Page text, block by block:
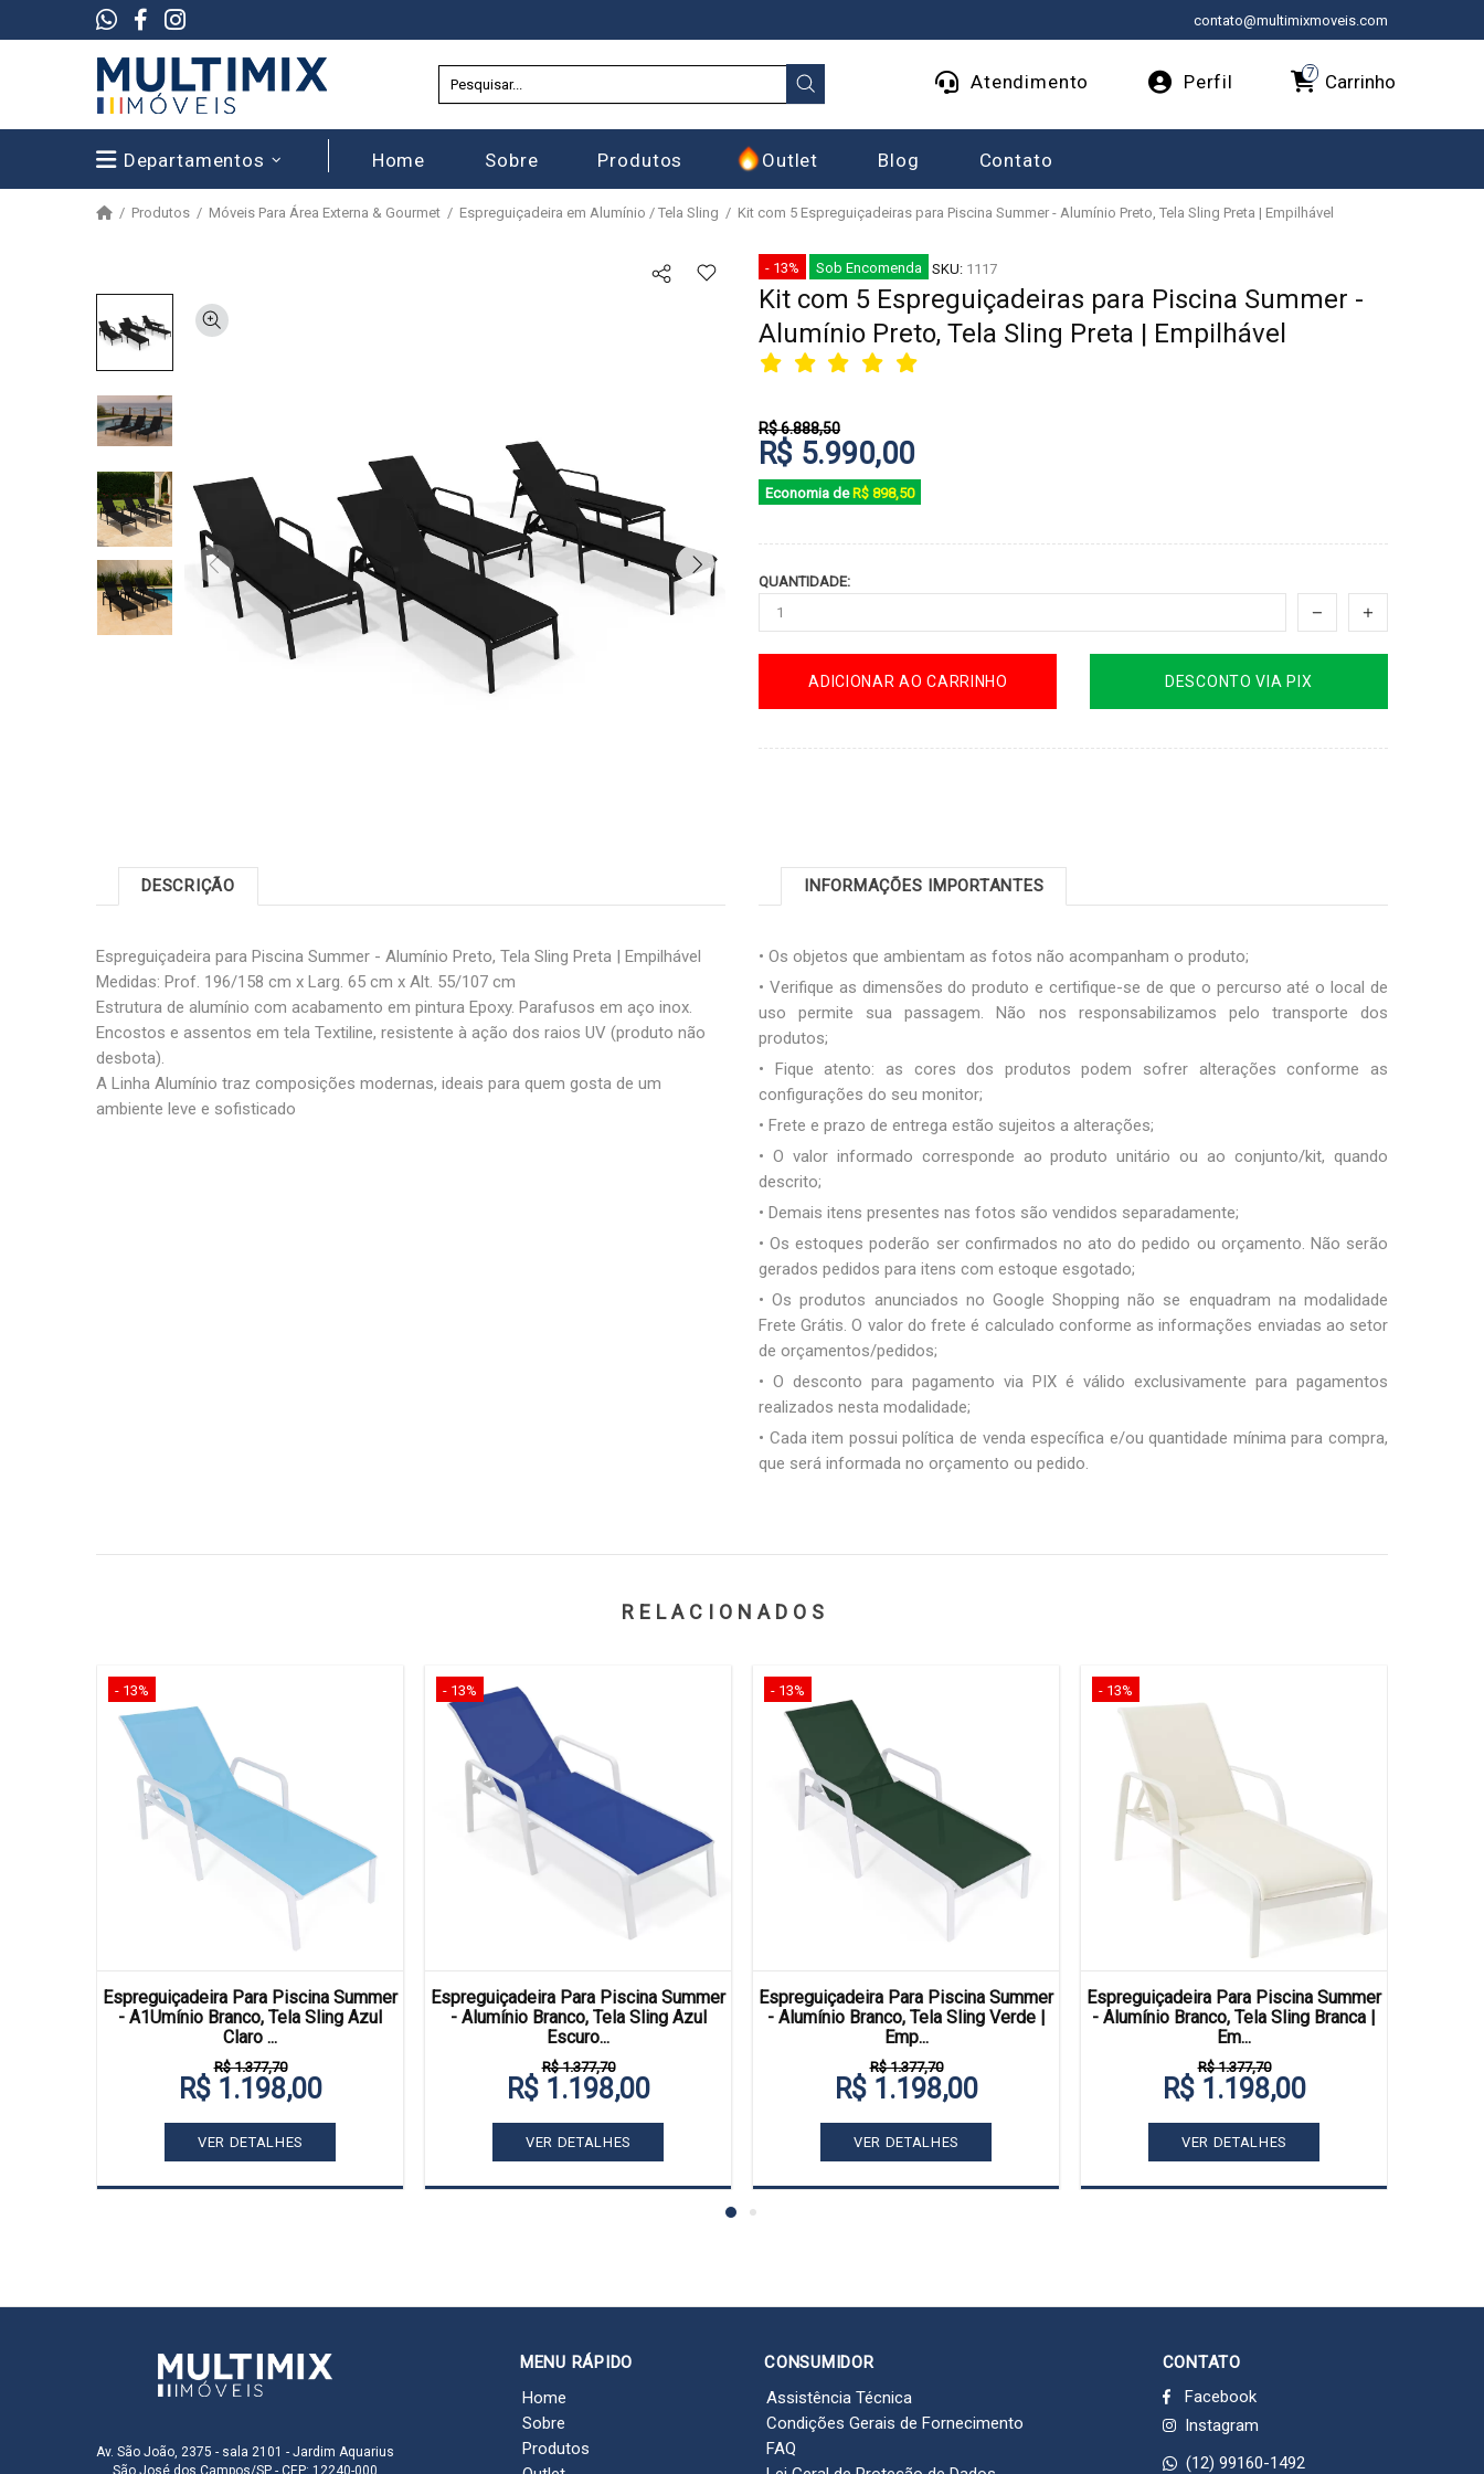
contato@multimixmoveis.com
Atendimento Perfil Carrinho
7
Departamentos Home Sobre Produtos Outlet Blog Contato
Produtos Móveis Para Área Externa & Gourmet Espreguiçadeira em Alumínio / Tela Sling Kit com 5 Espreguiçadeiras para Piscina Summer - Alumínio Preto, Tela Sling Preta | Empilhável
- 13% Sob Encomenda SKU: 1117
Kit com 5 Espreguiçadeiras para Piscina Summer -
Alumínio Preto, Tela Sling Preta | Empilhável
R$ 6.888,50
R$ 5.990,00
Economia de R$ 898,50
QUANTIDADE:
ADICIONAR AO CARRINHO DESCONTO VIA PIX
DESCRIÇÃO
Espreguiçadeira para Piscina Summer - Alumínio Preto, Tela Sling Preta | Empilhável
Medidas: Prof. 196/158 cm x Larg. 65 cm x Alt. 55/107 cm
Estrutura de alumínio com acabamento em pintura Epoxy. Parafusos em aço inox.
Encostos e assentos em tela Textiline, resistente à ação dos raios UV (produto não
desbota).
A Linha Alumínio traz composições modernas, ideais para quem gosta de um
ambiente leve e sofisticado
INFORMAÇÕES IMPORTANTES
• Os objetos que ambientam as fotos não acompanham o produto;
• Verifique as dimensões do produto e certifique-se de que o percurso até o local de
uso permite sua passagem. Não nos responsabilizamos pelo transporte dos
produtos;
• Fique atento: as cores dos produtos podem sofrer alterações conforme as
configurações do seu monitor;
• Frete e prazo de entrega estão sujeitos a alterações;
• O valor informado corresponde ao produto unitário ou ao conjunto/kit, quando
descrito;
• Demais itens presentes nas fotos são vendidos separadamente;
• Os estoques poderão ser confirmados no ato do pedido ou orçamento. Não serão
gerados pedidos para itens com estoque esgotado;
• Os produtos anunciados no Google Shopping não se enquadram na modalidade
Frete Grátis. O valor do frete é calculado conforme as informações enviadas ao setor
de orçamentos/pedidos;
• O desconto para pagamento via PIX é válido exclusivamente para pagamentos
realizados nesta modalidade;
• Cada item possui política de venda específica e/ou quantidade mínima para compra,
que será informada no orçamento ou pedido.
RELACIONADOS
- 13%
Espreguiçadeira Para Piscina Summer
- A1Umínio Branco, Tela Sling Azul
Claro ...
R$ 1.377,70
R$ 1.198,00
VER DETALHES
- 13%
Espreguiçadeira Para Piscina Summer
- Alumínio Branco, Tela Sling Azul
Escuro...
R$ 1.377,70
R$ 1.198,00
VER DETALHES
- 13%
Espreguiçadeira Para Piscina Summer
- Alumínio Branco, Tela Sling Verde |
Emp...
R$ 1.377,70
R$ 1.198,00
VER DETALHES
- 13%
Espreguiçadeira Para Piscina Summer
- Alumínio Branco, Tela Sling Branca |
Em...
R$ 1.377,70
R$ 1.198,00
VER DETALHES
Av. São João, 2375 - sala 2101 - Jardim Aquarius
São José dos Campos/SP - CEP: 12240-000
MENU RÁPIDO
Home
Sobre
Produtos
CONSUMIDOR
Assistência Técnica
Condições Gerais de Fornecimento
FAQ
CONTATO
Facebook
Instagram
(12) 99160-1492